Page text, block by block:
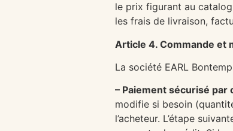
le prix figurant au
les frais de livraison,
Article 4. Commande et
La société EARL
– Paiement sécurisé par
modifie si besoin
l’acheteur. L’étape